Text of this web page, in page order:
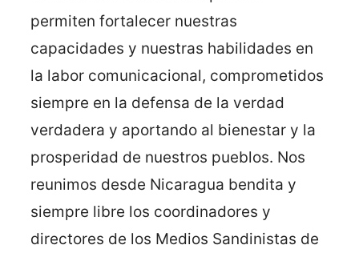
permiten fortalecer nuestras
capacidades y nuestras habilidades en
la labor comunicacional, comprometidos
siempre en la defensa de la verdad
verdadera y aportando al bienestar y la
prosperidad de nuestros pueblos. Nos
reunimos desde Nicaragua bendita y
siempre libre los coordinadores y
directores de los Medios Sandinistas de